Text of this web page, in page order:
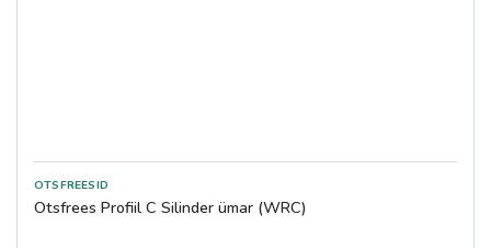
Otsfrees Profiil C Silinder ümar (WRC)